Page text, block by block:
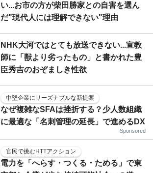
い...お市の方が柴田勝家との自害を選ん
だ"現代人には理解できない"理由
NHK大河ではとても放送できない...宣教
師に「獣より劣ったもの」と書かれた豊
臣秀吉のおぞましき性欲
中堅企業にリーズナブルな新提案
なぜ複雑なSFAは挫折する？少人数組織
に最適な「名刺管理の延長」で進めるDX
Sponsored
官民で挑むHTTアクション
電力を「へらす・つくる・ためる」で東